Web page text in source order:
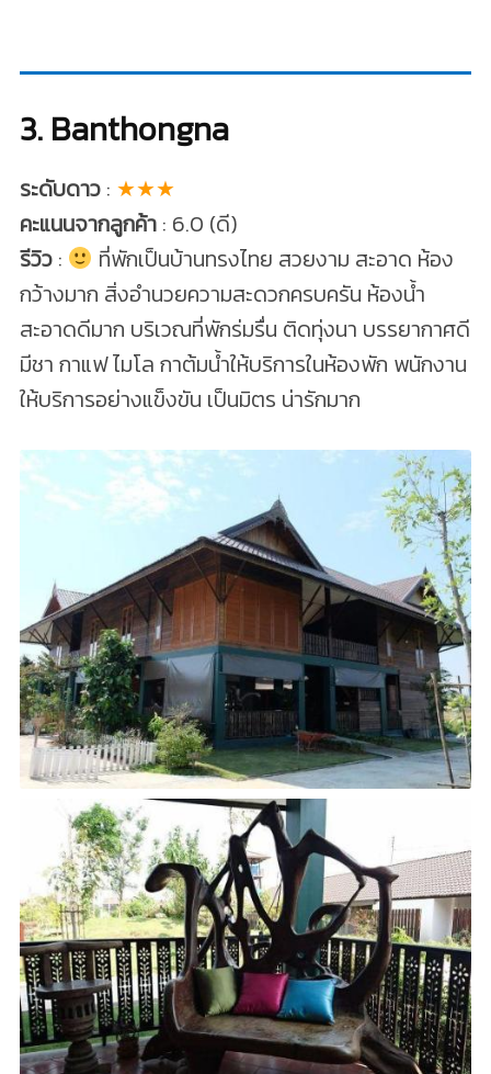
3. Banthongna
ระดับดาว: ★★★
คะแนนจากลูกค้า: 6.0 (ดี)
รีวิว:
ที่พักเป็นบ้านทรงไทย สวยงาม สะอาด ห้อง
กว้างมาก สิ่งอำนวยความสะดวกครบครัน ห้องน้ำ
สะอาดดีมาก บริเวณที่พักร่มรื่น ติดทุ่งนา บรรยากาศดี
มีชา กาแฟ ไมโล กาต้มน้ำให้บริการในห้องพัก พนักงาน
ให้บริการอย่างแข็งขัน เป็นมิตร น่ารักมาก